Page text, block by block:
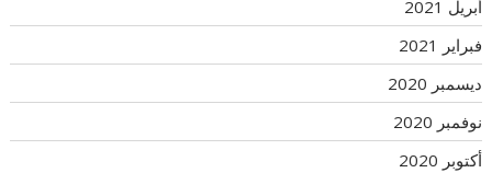
أبريل 2021
فبراير 2021
ديسمبر 2020
نوفمبر 2020
أكتوبر 2020